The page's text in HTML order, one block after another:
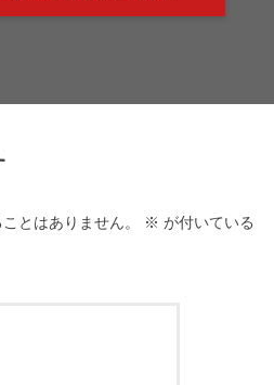
とはありません。 ※ が付いている